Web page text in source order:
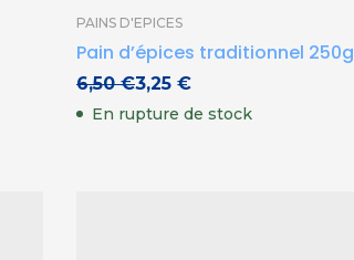
PAINS D'EPICES
Pain d’épices traditionnel 250g
6,50€3,25 €
En rupture de stock